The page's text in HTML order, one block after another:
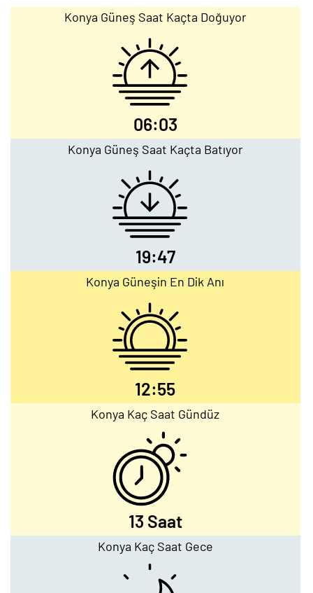
Konya Güneş Saat Kaçta Doğuyor
06:03
Konya Güneş Saat Kaçta Batıyor
19:47
Konya Güneşin En Dik Anı
12:55
Konya Kaç Saat Gündüz
13 Saat
Konya Kaç Saat Gece